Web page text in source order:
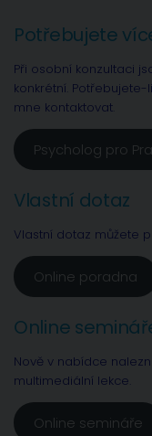
Potřebujete
Při osobní konzultaci
konkrétní.
mne kontaktovat.
Psycholog pro
Vlastní dotaz
Vlastní dotaz můžete
Online poradna
Online
Nově v nabídce
multimediální lekce.
Online semináře